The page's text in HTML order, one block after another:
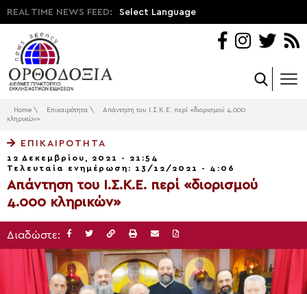
REAL TIME NEWS FEED: Select Language
Home \ Επικαιρότητα \
Απάντηση του Ι.Σ.Κ.Ε. περί «διορισμού 4.000
κληρικών»
ΕΠΙΚΑΙΡΌΤΗΤΑ
12 Δεκεμβρίου, 2021 - 21:54
Τελευταία ενημέρωση: 13/12/2021 - 4:06
Απάντηση του Ι.Σ.Κ.Ε. περί «διορισμού
4.000 κληρικών»
Διαδώστε: